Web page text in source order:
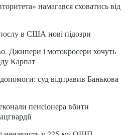
намагався сховатись від
в США нові підозри
Джипери і мотокросери хочуть
Карпат
суд відправив Банькова
пенсіонера вбити